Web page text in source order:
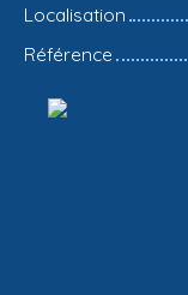
Localisation
Référence